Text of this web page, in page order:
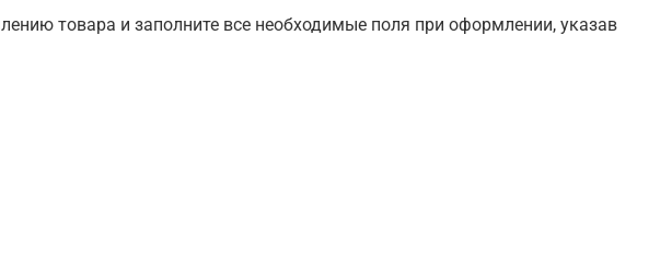
товара и заполните все необходимые поля при оформлении, указав